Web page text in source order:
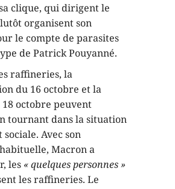
clique, qui dirigent le
organisent son
le compte de parasites
de Patrick Pouyanné.
raffineries, la
du 16 octobre et la
octobre peuvent
tournant dans la situation
Avec son
Macron a
les « quelques personnes »
les raffineries. Le